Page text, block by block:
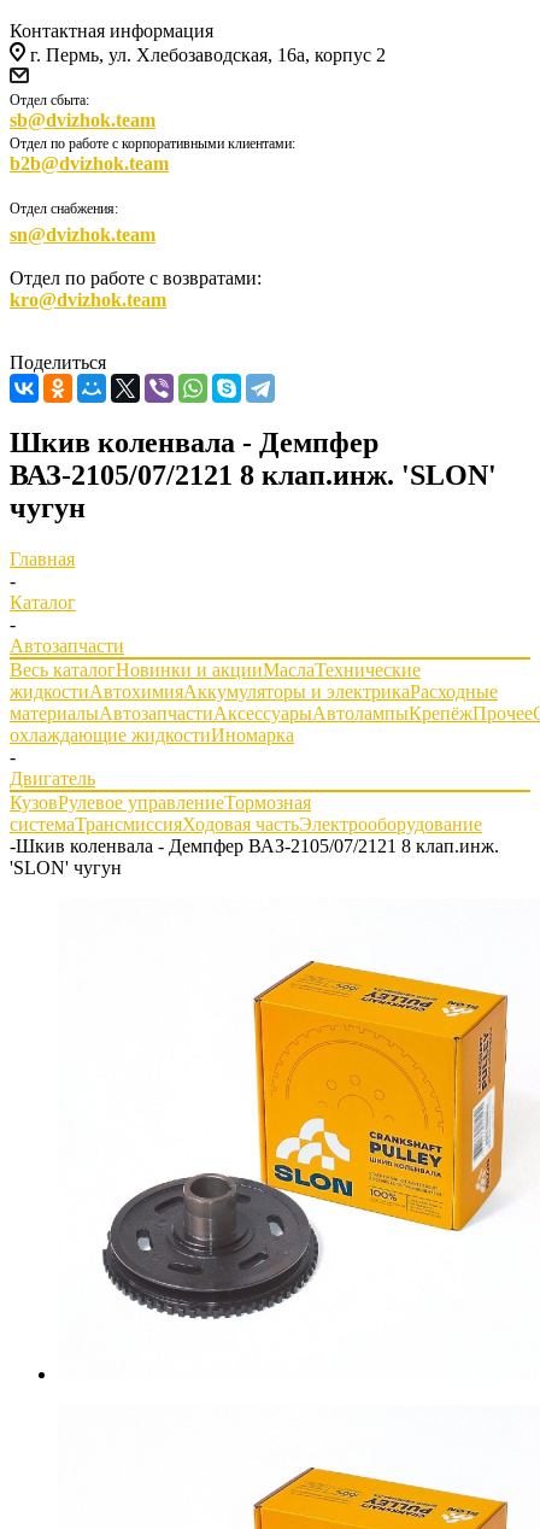
Контактная информация
г. Пермь, ул. Хлебозаводская, 16а, корпус 2
Отдел сбыта:
sb@dvizhok.team
Отдел по работе с корпоративными клиентами:
b2b@dvizhok.team
Отдел снабжения:
sn@dvizhok.team
Отдел по работе с возвратами:
kro@dvizhok.team
Поделиться
Шкив коленвала - Демпфер
ВАЗ-2105/07/2121 8 клап.инж. 'SLON'
чугун
Главная
-
Каталог
-
Автозапчасти
Весь каталогНовинки и акцииМаслаТехнические
жидкостиАвтохимияАккумуляторы и электрикаРасходные
материалыАвтозапчастиАксессуарыАвтолампыКрепёжПрочее
охлаждающие жидкостиИномарка
-
Двигатель
КузовРулевое управлениеТормозная
системаТрансмиссияХодовая частьЭлектрооборудование
-Шкив коленвала - Демпфер ВАЗ-2105/07/2121 8 клап.инж.
'SLON' чугун